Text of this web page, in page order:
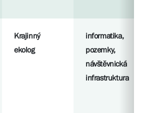
Krajinný
ekolog
informatika,
pozemky,
návštěvnická
infrastruktura